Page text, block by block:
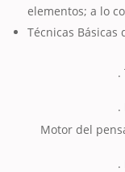
elementos; a lo
Técnicas Básicas
.
.
Motor del
. Niveles